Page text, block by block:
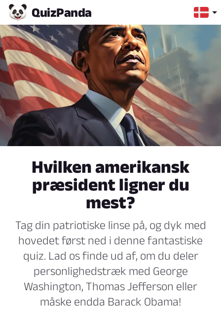
QuizPanda
Hvilken amerikansk
præsident ligner du
mest?
Tag din patriotiske linse på, og dyk med
hovedet først ned i denne fantastiske
quiz. Lad os finde ud af, om du deler
personlighedstræk med George
Washington, Thomas Jefferson eller
måske endda Barack Obama!